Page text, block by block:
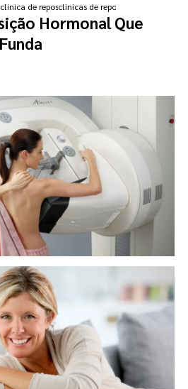
hormonal
clinica de reposicao hormonal para menopausa
clinicas de reposicao hormonal
Hormonal Que